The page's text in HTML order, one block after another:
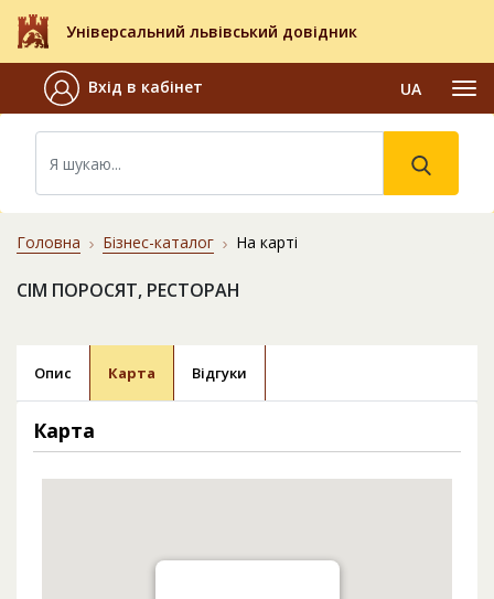
Універсальний львівський довідник
Вхід в кабінет UA
Головна Бізнес-каталог На карті
СІМ ПОРОСЯТ, РЕСТОРАН
Опис Карта Відгуки
Карта